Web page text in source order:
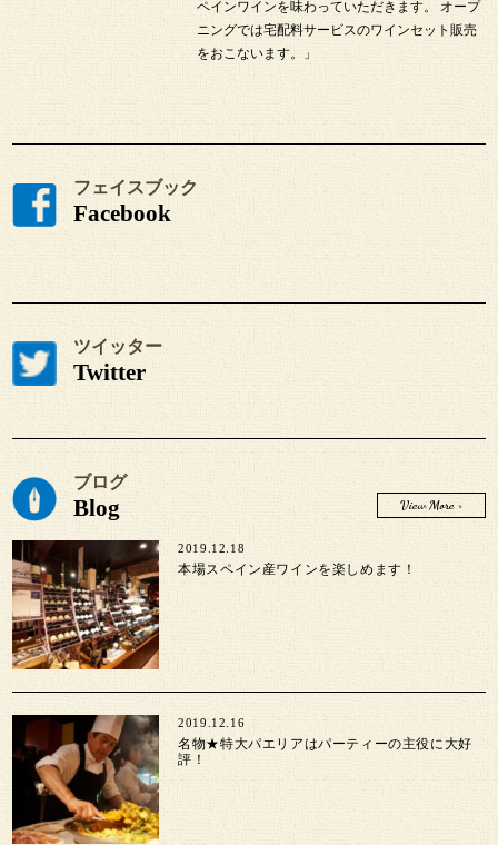
ペインワインを味わっていただきます。 オープ
ニングでは宅配料サービスのワインセット販売
をおこないます。」
フェイスブック
Facebook
ツイッター
Twitter
ブログ
Blog View More >
2019.12.18
本場スペイン産ワインを楽しめます！
2019.12.16
名物★特大パエリアはパーティーの主役に大好
評！